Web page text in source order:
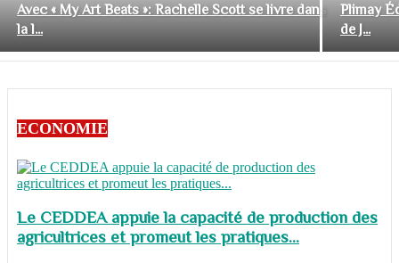
Avec « My Art Beats »: Rachelle Scott se livre dans
la l...
Plimay
de J...
ECONOMIE
Le CEDDEA appuie la capacité de production des
agricultrices et promeut les pratiques...